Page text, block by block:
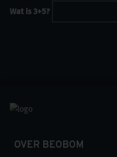
Wat is 3+5?
OVER BEOBOM